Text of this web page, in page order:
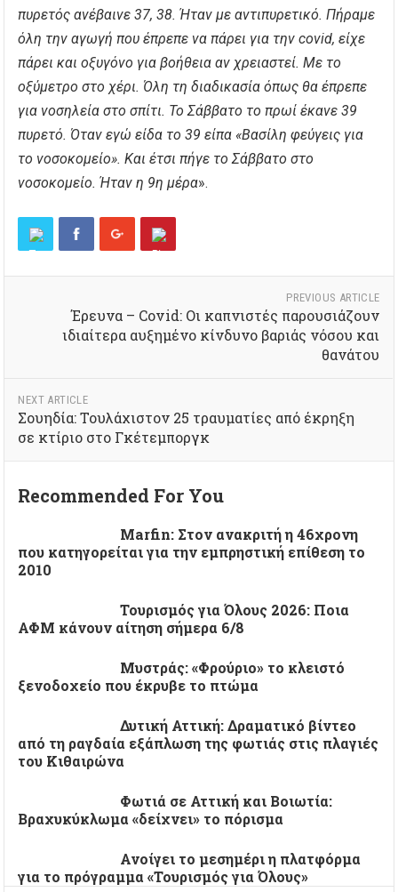
πυρετός ανέβαινε 37, 38. Ήταν με αντιπυρετικό. Πήραμε
όλη την αγωγή που έπρεπε να πάρει για την covid, είχε
πάρει και οξυγόνο για βοήθεια αν χρειαστεί. Με το
οξύμετρο στο χέρι. Όλη τη διαδικασία όπως θα έπρεπε
για νοσηλεία στο σπίτι. Το Σάββατο το πρωί έκανε 39
πυρετό. Όταν εγώ είδα το 39 είπα «Βασίλη φεύγεις για
το νοσοκομείο». Και έτσι πήγε το Σάββατο στο
νοσοκομείο. Ήταν η 9η μέρα».
PREVIOUS ARTICLE
Έρευνα – Covid: Οι καπνιστές παρουσιάζουν
ιδιαίτερα αυξημένο κίνδυνο βαριάς νόσου και
θανάτου
NEXT ARTICLE
Σουηδία: Τουλάχιστον 25 τραυματίες από έκρηξη
σε κτίριο στο Γκέτεμποργκ
Recommended For You
Marfin: Στον ανακριτή η 46χρονη
που κατηγορείται για την εμπρηστική επίθεση το
2010
Τουρισμός για Όλους 2026: Ποια
ΑΦΜ κάνουν αίτηση σήμερα 6/8
Μυστράς: «Φρούριο» το κλειστό
ξενοδοχείο που έκρυβε το πτώμα
Δυτική Αττική: Δραματικό βίντεο
από τη ραγδαία εξάπλωση της φωτιάς στις πλαγιές
του Κιθαιρώνα
Φωτιά σε Αττική και Βοιωτία:
Βραχυκύκλωμα «δείχνει» το πόρισμα
Ανοίγει το μεσημέρι η πλατφόρμα
για το πρόγραμμα «Τουρισμός για Όλους»